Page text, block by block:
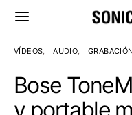
VÍDEOS AUDIO
Bose